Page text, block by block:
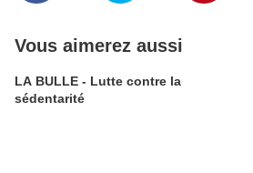
Vous aimerez aussi
LA BULLE - Lutte contre la
sédentarité